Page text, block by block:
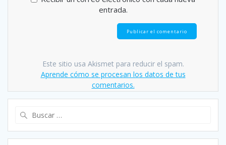
entrada.
Este sitio usa Akismet para reducir el spam.
Aprende cómo se procesan los datos de tus
comentarios.